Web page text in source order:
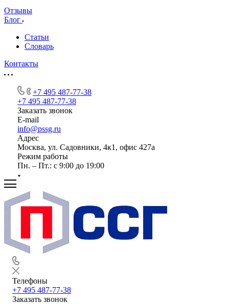
Отзывы
Блог
Статьи
Словарь
Контакты
+7 495 487-77-38
+7 495 487-77-38
Заказать звонок
E-mail
info@pssg.ru
Адрес
Москва, ул. Садовники, 4к1, офис 427а
Режим работы
Пн. – Пт.: с 9:00 до 19:00
Телефоны
+7 495 487-77-38
Заказать звонок